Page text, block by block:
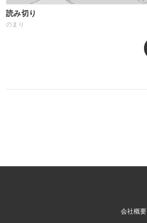
読み切り
のまり
会社概要